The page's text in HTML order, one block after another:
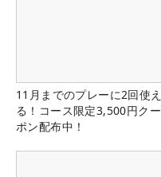
11月までのプレーに2回使え
る！コース限定3,500円クー
ポン配布中！